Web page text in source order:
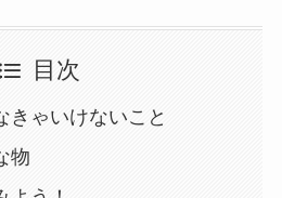
目次
きゃいけないこと
物